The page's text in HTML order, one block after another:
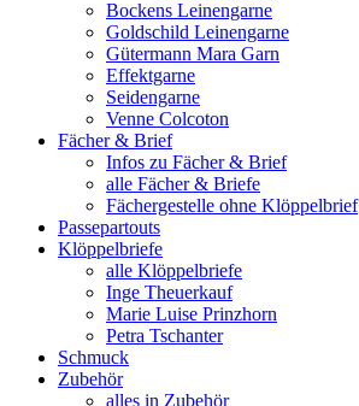
Bockens Leinengarne
Goldschild Leinengarne
Gütermann Mara Garn
Effektgarne
Seidengarne
Venne Colcoton
Fächer & Brief
Infos zu Fächer & Brief
alle Fächer & Briefe
Fächergestelle ohne Klöppelbrief
Passepartouts
Klöppelbriefe
alle Klöppelbriefe
Inge Theuerkauf
Marie Luise Prinzhorn
Petra Tschanter
Schmuck
Zubehör
alles in Zubehör